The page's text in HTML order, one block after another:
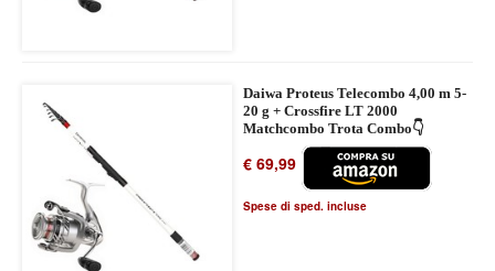
Daiwa Proteus Telecombo 4,00 m 5-
20 g + Crossfire LT 2000
Matchcombo Trota Combo👇
€ 69,99
Spese di sped. incluse